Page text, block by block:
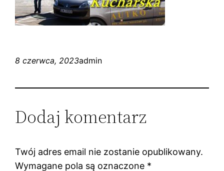
8 czerwca, 2023admin
Dodaj komentarz
Twój adres email nie zostanie opublikowany.
Wymagane pola są oznaczone *